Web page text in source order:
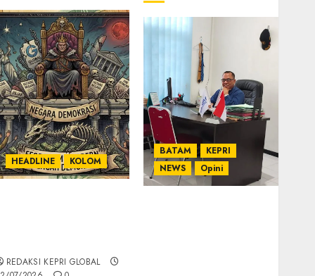
HEADLINE KOLOM
REDAKSI KEPRI GLOBAL
BATAM
KEPRI
NEWS
Opini